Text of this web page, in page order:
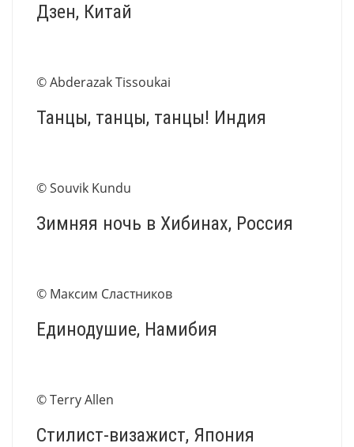
Дзен, Китай
© Abderazak Tissoukai
Танцы, танцы, танцы! Индия
© Souvik Kundu
Зимняя ночь в Хибинах, Россия
© Максим Сластников
Единодушие, Намибия
© Terry Allen
Стилист-визажист, Япония